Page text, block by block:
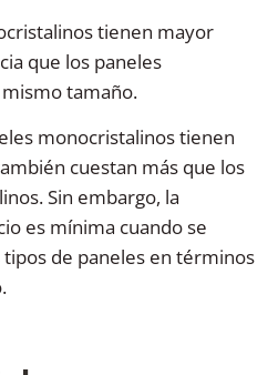
tienen mayor
que los paneles
tamaño.
monocristalinos tienen
cuestan más que los
Sin embargo, la
es mínima cuando se
de paneles en términos